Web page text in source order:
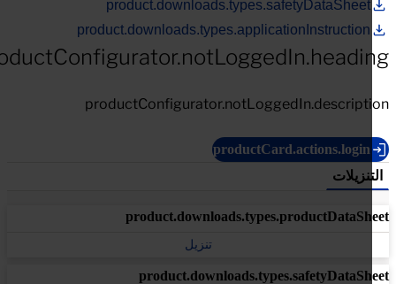
product.downloads.types.safetyDataSheet
product.downloads.types.applicationInstruction
productCard.actions.login
تنزيل